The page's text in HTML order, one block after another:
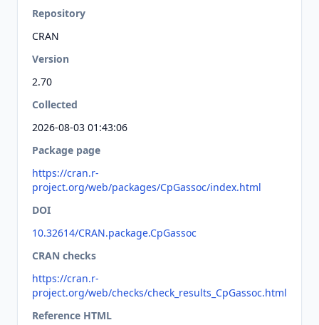
Repository
CRAN
Version
2.70
Collected
2026-08-03 01:43:06
Package page
https://cran.r-
project.org/web/packages/CpGassoc/index.html
DOI
10.32614/CRAN.package.CpGassoc
CRAN checks
https://cran.r-
project.org/web/checks/check_results_CpGassoc.html
Reference HTML